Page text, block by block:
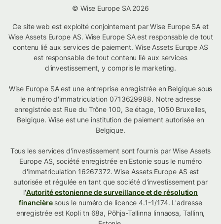
© Wise Europe SA 2026
Ce site web est exploité conjointement par Wise Europe SA et
Wise Assets Europe AS. Wise Europe SA est responsable de tout
contenu lié aux services de paiement. Wise Assets Europe AS
est responsable de tout contenu lié aux services
d'investissement, y compris le marketing.
Wise Europe SA est une entreprise enregistrée en Belgique sous
le numéro d'immatriculation 0713629988. Notre adresse
enregistrée est Rue du Trône 100, 3e étage, 1050 Bruxelles,
Belgique. Wise est une institution de paiement autorisée en
Belgique.
Tous les services d'investissement sont fournis par Wise Assets
Europe AS, société enregistrée en Estonie sous le numéro
d'immatriculation 16267372. Wise Assets Europe AS est
autorisée et régulée en tant que société d'investissement par
l'Autorité estonienne de surveillance et de résolution
financièresous le numéro de licence 4.1-1/174. L'adresse
enregistrée est Kopli tn 68a, Põhja-Tallinna linnaosa, Tallinn,